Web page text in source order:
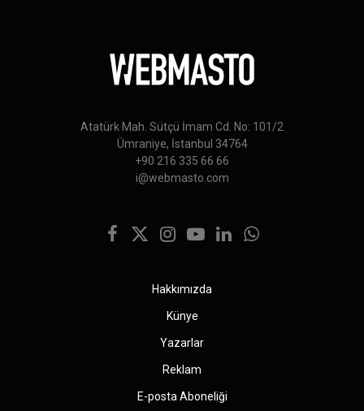
Atatürk Mah. Sütçü İmam Cd. No: 101/2
Ümraniye, İstanbul 34764
+90 216 335 66 66
i@webmasto.com
Facebook
X
Instagram
YouTubeLinkedInWhatsApp
Hakkımızda
Künye
Yazarlar
Reklam
E-posta Aboneliği